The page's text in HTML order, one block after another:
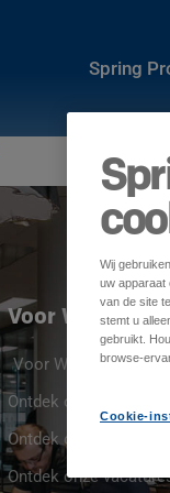
Spring
Voor
Voor Werkgevers
Ontdek onze
Ontdek onze Spring
Ontdek onze
Wij
uw apparaat
van de site
stemt u
gebruikt.
browse-
Cookie-